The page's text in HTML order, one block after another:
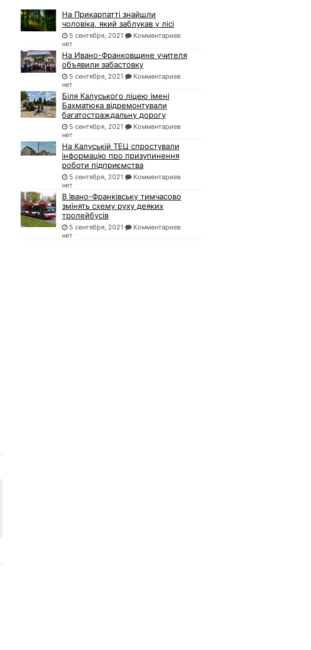
На Прикарпатті знайшли
чоловіка, який заблукав у лісі
5 сентября, 2021
Комментариев
нет
На Ивано-Франковщине учителя
объявили забастовку
5 сентября, 2021
Комментариев
нет
Біля Калуського ліцею імені
Бахматюка відремонтували
багатостраждальну дорогу
5 сентября, 2021
Комментариев
нет
На Калуській ТЕЦ спростували
інформацію про призупинення
роботи підприємства
5 сентября, 2021
Комментариев
нет
В Івано-Франківську тимчасово
змінять схему руху деяких
тролейбусів
5 сентября, 2021
Комментариев
нет